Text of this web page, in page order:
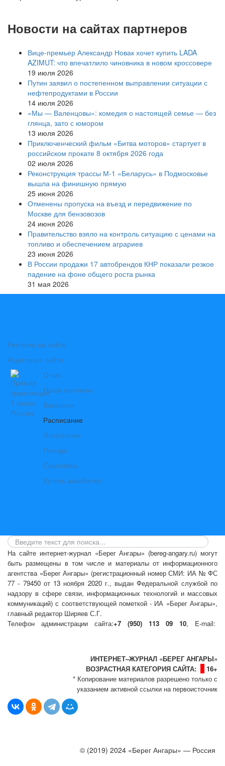
Новости на сайтах партнеров
Вице‑премьер Александр Новак хочет купить LADA
AZIMUT: что впечатлило чиновника в новом кроссовере
19 июля 2026
Путин заявил о постепенном выправлении ситуации с
нефтепродуктами в России
14 июля 2026
«Мы — Валенцовы»: комедия о настоящей семье — без
глянца, зато с юмором
13 июля 2026
Приключенческий фильм «Битва моторов» стартует в
российском прокате 8 октября 2026 года
02 июля 2026
Реконструкция трассы М-1 «Беларусь» в Подмосковье
вышла на финишную прямую
25 июня 2026
Отменены пропуска на въезд и передвижение по
Москве для бензовозов
24 июня 2026
Правительство взяло на контроль ситуацию с ценами на
топливо и обеспечением аграриев
23 июня 2026
В России продажи 17 автобрендов КНР показали резкое
падение на фоне общего роста рынка
31 мая 2026
Реклама на сайте
Аудитория сайта
О нас
Наши контакты
Вакансии
Расписание
Электрички
Поезда
Самолеты
Купить авиабилет
На сайте интернет-журнал «Берег Ангары» (bereg-angary.ru) могут
быть размещены в том числе и материалы от информационного
агентства «Берег Ангары» (регистрационный номер СМИ: ИА № ФС
77 - 79450 от 13 ноября 2020 г., выдан Федеральной службой по
надзору в сфере связи, информационных технологий и массовых
коммуникаций) с соответствующей пометкой - ИА «Берег Ангары»,
главный редактор Ширяев С.Г.
Телефон администрации сайта:+7 (950) 113 09 10, E-mail:
ИНТЕРНЕТ–ЖУРНАЛ «БЕРЕГ АНГАРЫ»
ВОЗРАСТНАЯ КАТЕГОРИЯ САЙТА:
16+
* Копирование материалов разрешено только с
указанием активной ссылки на первоисточник
© (2019) 2024 «Берег Ангары» — Россия